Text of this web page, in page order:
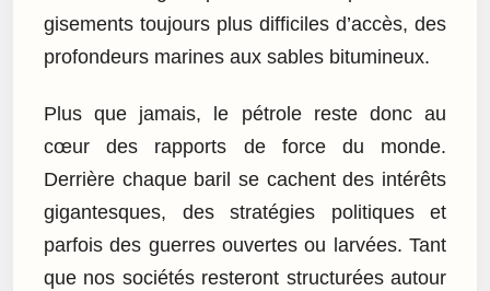
gisements toujours plus difficiles d’accès, des
profondeurs marines aux sables bitumineux.
Plus que jamais, le pétrole reste donc au
cœur des rapports de force du monde.
Derrière chaque baril se cachent des intérêts
gigantesques, des stratégies politiques et
parfois des guerres ouvertes ou larvées. Tant
que nos sociétés resteront structurées autour